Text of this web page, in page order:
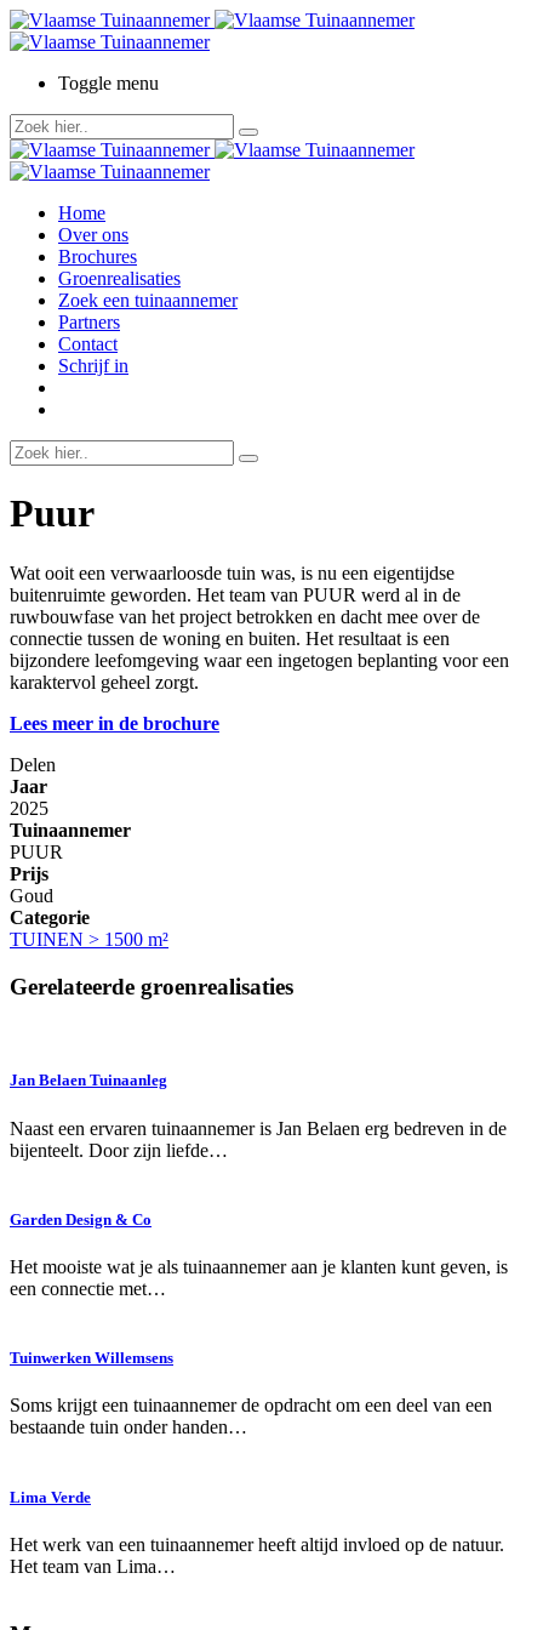
Toggle menu
Home
Over ons
Brochures
Groenrealisaties
Zoek een tuinaannemer
Partners
Contact
Schrijf in
Puur
Wat ooit een verwaarloosde tuin was, is nu een eigentijdse
buitenruimte geworden. Het team van PUUR werd al in de
ruwbouwfase van het project betrokken en dacht mee over de
connectie tussen de woning en buiten. Het resultaat is een
bijzondere leefomgeving waar een ingetogen beplanting voor een
karaktervol geheel zorgt.
Lees meer in de brochure
Delen
Jaar
2025
Tuinaannemer
PUUR
Prijs
Goud
Categorie
TUINEN > 1500 m²
Gerelateerde groenrealisaties
Jan Belaen Tuinaanleg
Naast een ervaren tuinaannemer is Jan Belaen erg bedreven in de
bijenteelt. Door zijn liefde…
Garden Design & Co
Het mooiste wat je als tuinaannemer aan je klanten kunt geven, is
een connectie met…
Tuinwerken Willemsens
Soms krijgt een tuinaannemer de opdracht om een deel van een
bestaande tuin onder handen…
Lima Verde
Het werk van een tuinaannemer heeft altijd invloed op de natuur.
Het team van Lima…